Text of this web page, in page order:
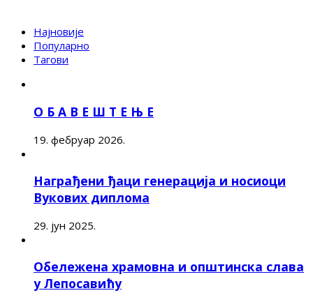
Најновије
Популарно
Тагови
О Б А В Е Ш Т Е Њ Е
19. фебруар 2026.
Награђени ђаци генерација и носиоци
Вукових диплома
29. јун 2025.
Обележена храмовна и општинска слава
у Лепосавићу